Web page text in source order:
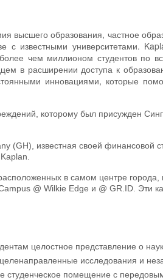
высшего образования, частное
с известными университетами.
чем миллионом студентов по
в расширении доступа к
инновациями, которые
которому был присужден
(GH), известная своей финансовой
в самом центре
@ Wilkie Edge и @ GR.ID. Эти
целостное представление о
исследования и
студенческое помещение с